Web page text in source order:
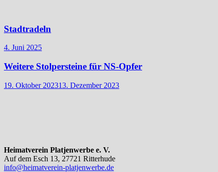
Stadtradeln
4. Juni 2025
Weitere Stolpersteine für NS-Opfer
19. Oktober 202313. Dezember 2023
Heimatverein Platjenwerbe e. V.
Auf dem Esch 13, 27721 Ritterhude
info@heimatverein-platjenwerbe.de